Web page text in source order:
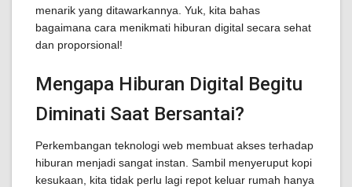
menarik yang ditawarkannya. Yuk, kita bahas
bagaimana cara menikmati hiburan digital secara sehat
dan proporsional!
Mengapa Hiburan Digital Begitu
Diminati Saat Bersantai?
Perkembangan teknologi web membuat akses terhadap
hiburan menjadi sangat instan. Sambil menyeruput kopi
kesukaan, kita tidak perlu lagi repot keluar rumah hanya